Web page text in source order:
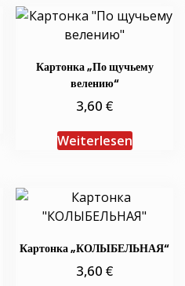
Картонка „По щучьему
велению“
3,60€
Weiterlesen
Картонка „КОЛЫБЕЛЬНАЯ“
3,60€